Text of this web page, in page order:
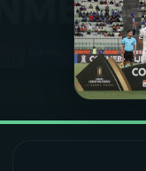
PODCASTS